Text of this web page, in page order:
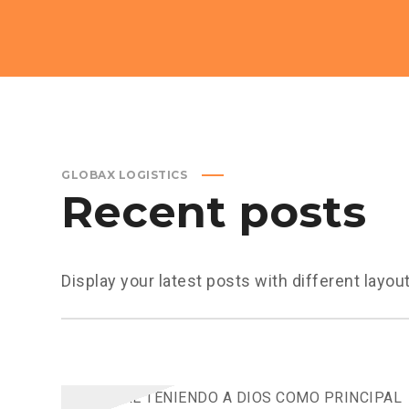
GLOBAX LOGISTICS
Recent posts
Display your latest posts with different